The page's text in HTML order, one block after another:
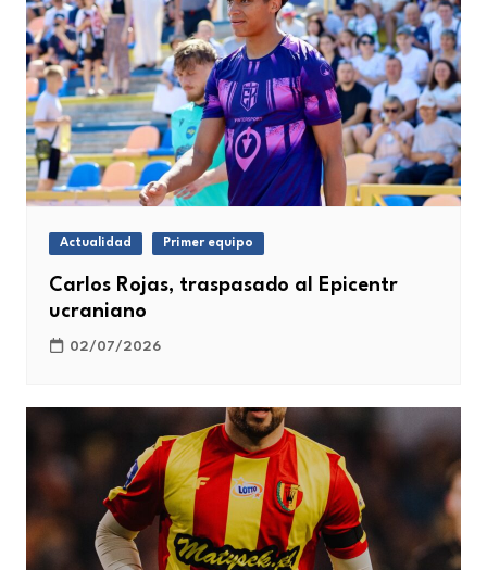
Actualidad Primer equipo
Carlos Rojas, traspasado al Epicentr
ucraniano
02/07/2026